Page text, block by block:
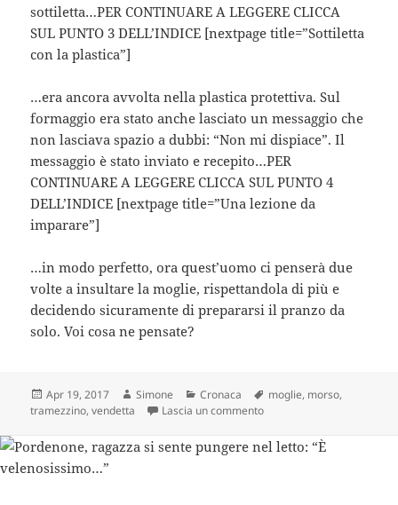
sottiletta…PER CONTINUARE A LEGGERE CLICCA
SUL PUNTO 3 DELL’INDICE [nextpage title=”Sottiletta
con la plastica”]
…era ancora avvolta nella plastica protettiva. Sul
formaggio era stato anche lasciato un messaggio che
non lasciava spazio a dubbi: “Non mi dispiace”. Il
messaggio è stato inviato e recepito…PER
CONTINUARE A LEGGERE CLICCA SUL PUNTO 4
DELL’INDICE [nextpage title=”Una lezione da
imparare”]
…in modo perfetto, ora quest’uomo ci penserà due
volte a insultare la moglie, rispettandola di più e
decidendo sicuramente di prepararsi il pranzo da
solo. Voi cosa ne pensate?
Scritto
il
Apr 19, 2017 Autore
Simone Categorie
Cronaca Tag
moglie, morso,
tramezzino,vendetta Lascia un commentosu Un uomo ha insultato